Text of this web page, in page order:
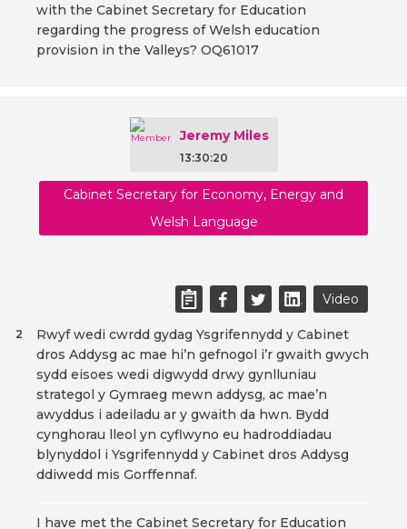
with the Cabinet Secretary for Education
regarding the progress of Welsh education
provision in the Valleys? OQ61017
Jeremy Miles
13:30:20
Cabinet Secretary for Economy, Energy and
Welsh Language
Video
Rwyf wedi cwrdd gydag Ysgrifennydd y Cabinet
dros Addysg ac mae hi’n gefnogol i’r gwaith gwych
sydd eisoes wedi digwydd drwy gynlluniau
strategol y Gymraeg mewn addysg, ac mae’n
awyddus i adeiladu ar y gwaith da hwn. Bydd
cynghorau lleol yn cyflwyno eu hadroddiadau
blynyddol i Ysgrifennydd y Cabinet dros Addysg
ddiwedd mis Gorffennaf.
2
I have met the Cabinet Secretary for Education